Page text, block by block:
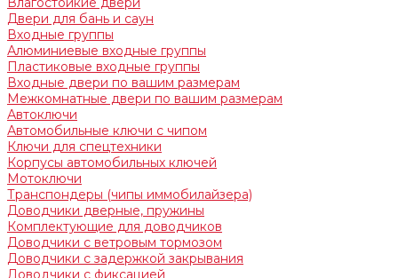
Двери для бань и саун
Входные группы
Алюминиевые входные группы
Пластиковые входные группы
Входные двери по вашим размерам
Межкомнатные двери по вашим размерам
Автоключи
Автомобильные ключи с чипом
Ключи для спецтехники
Корпусы автомобильных ключей
Мотоключи
Транспондеры (чипы иммобилайзера)
Доводчики дверные, пружины
Комплектующие для доводчиков
Доводчики с ветровым тормозом
Доводчики с задержкой закрывания
Доводчики с фиксацией